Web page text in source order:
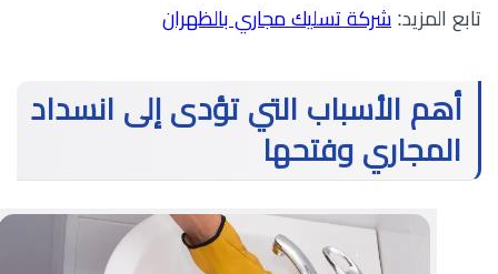
تابع المزيد:شركة تسليك مجاري بالظهران
أهم الأسباب التي تؤدى إلى انسداد
المجاري وفتحها